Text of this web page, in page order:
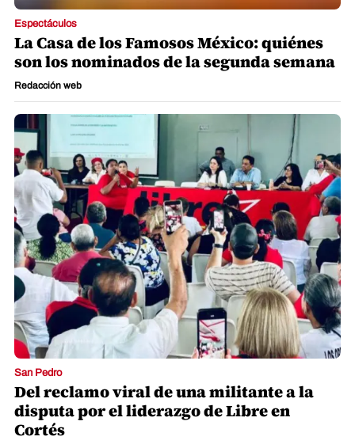
Espectáculos
La Casa de los Famosos México: quiénes
son los nominados de la segunda semana
Redacción web
San Pedro
Del reclamo viral de una militante a la
disputa por el liderazgo de Libre en
Cortés